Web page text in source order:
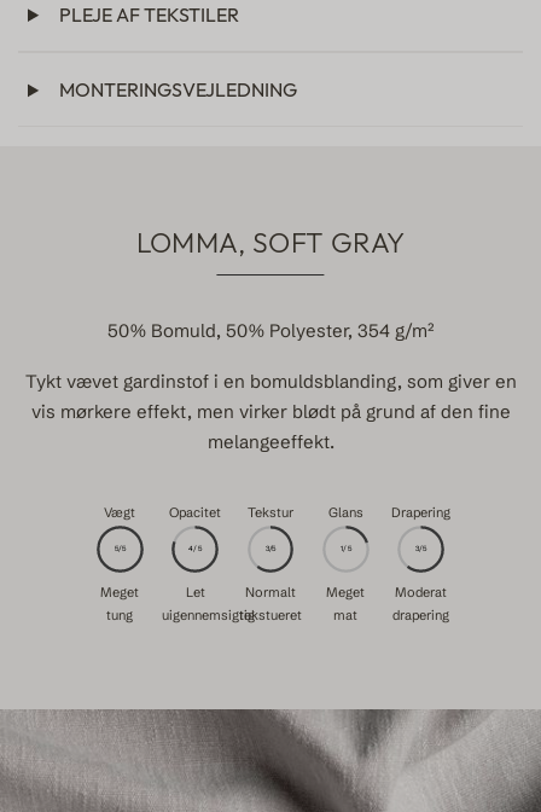
PLEJE AF TEKSTILER
MONTERINGSVEJLEDNING
LOMMA, SOFT GRAY
50% Bomuld, 50% Polyester, 354 g/m²
Tykt vævet gardinstof i en bomuldsblanding, som giver en
vis mørkere effekt, men virker blødt på grund af den fine
melangeeffekt.
Vægt
5/5
Meget
tung
Opacitet
4/5
Let
uigennemsigtig
Tekstur
3/5
Normalt
tekstueret
Glans
1/5
Meget
mat
Drapering
3/5
Moderat
drapering